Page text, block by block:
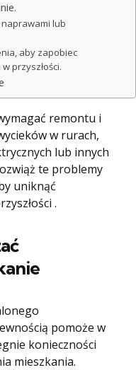
lub
aby zapobiec
przyszłości.
remontu i
w rurach,
lub innych
te problemy
uniknąć
.
pomoże w
konieczności
mieszkania.